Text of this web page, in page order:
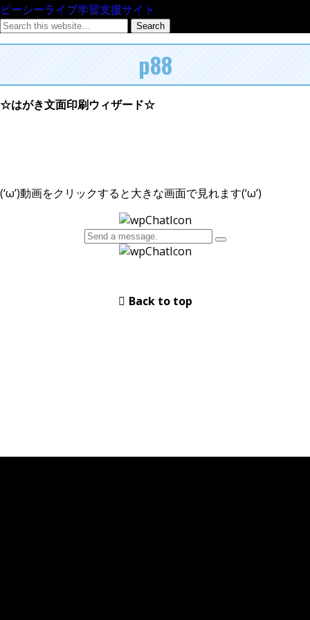
ピーシーライブ学習支援サイト
p88
☆はがき文面印刷ウィザード☆
(‘ω’)動画をクリックすると大きな画面で見れます(‘ω’)
Back to top